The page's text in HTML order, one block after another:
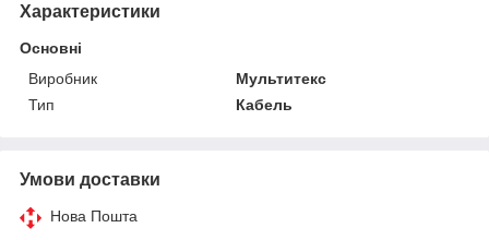
Характеристики
Основні
Виробник
Мультитекс
Тип
Кабель
Умови доставки
Нова Пошта